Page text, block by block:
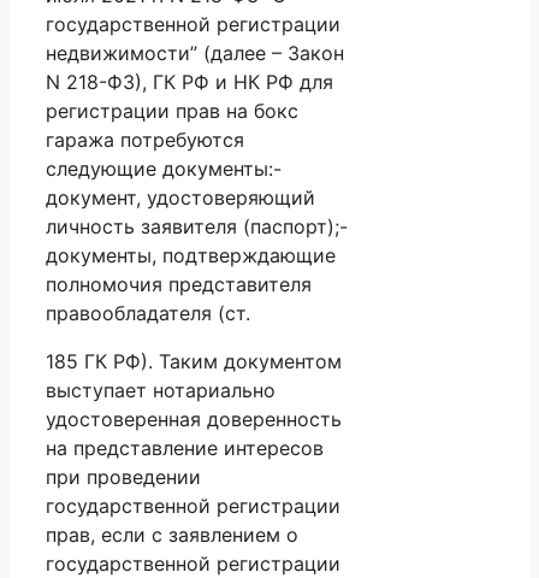
государственной регистрации
недвижимости” (далее – Закон
N 218-ФЗ), ГК РФ и НК РФ для
регистрации прав на бокс
гаража потребуются
следующие документы:-
документ, удостоверяющий
личность заявителя (паспорт);-
документы, подтверждающие
полномочия представителя
правообладателя (ст.
185 ГК РФ). Таким документом
выступает нотариально
удостоверенная доверенность
на представление интересов
при проведении
государственной регистрации
прав, если с заявлением о
государственной регистрации